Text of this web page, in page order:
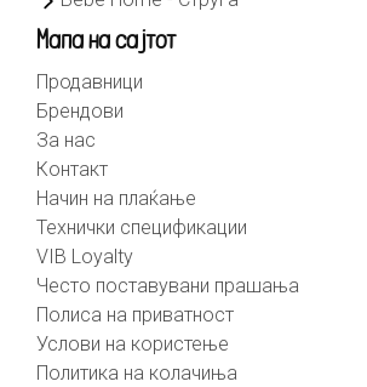
Мапа на сајтот
Продавници
Брендови
За нас
Контакт
Начин на плаќање
Технички спецификации
VIB Loyalty
Често поставувани прашања
Полиса на приватност
Услови на користење
Политика на колачиња